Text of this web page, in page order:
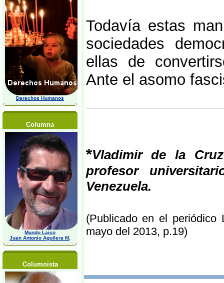
Derechos Humanos
Columna
Mundo Laico
Juan Antonio Aguilera M,
Columnista
Todavía estas
sociedades
ellas de
Ante el asomo
*Vladimir de la
profesor
Venezuela.
(Publicado en el periódico
mayo del 2013, p.19)